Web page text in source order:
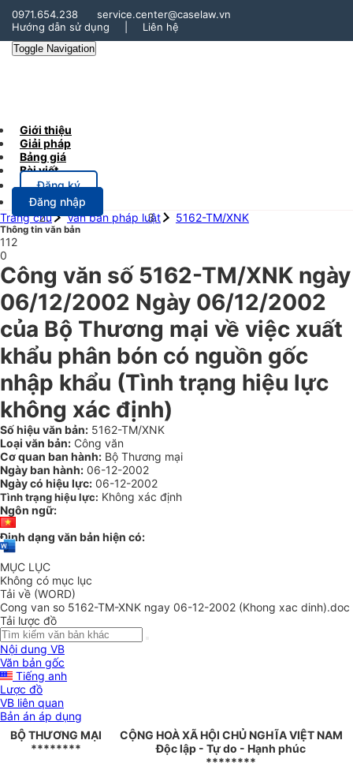
0971.654.238
service.center@caselaw.vn
Hướng dẫn sử dụng
Liên hệ
Toggle Navigation
Giới thiệu
Giải pháp
Bảng giá
Bài viết
Đăng ký
Đăng nhập
Trang chủ
Văn bản pháp luật 5162-TM/XNK
Thông tin văn bản
112
0
Công văn số 5162-TM/XNK ngày
06/12/2002 Ngày 06/12/2002
của Bộ Thương mại về việc xuất
khẩu phân bón có nguồn gốc
nhập khẩu (Tình trạng hiệu lực
không xác định)
Số hiệu văn bản: 5162-TM/XNK
Loại văn bản: Công văn
Cơ quan ban hành: Bộ Thương mại
Ngày ban hành: 06-12-2002
Ngày có hiệu lực: 06-12-2002
Tình trạng hiệu lực: Không xác định
Ngôn ngữ:
Định dạng văn bản hiện có:
MỤC LỤC
Không có mục lục
Tải về (WORD)
Cong van so 5162-TM-XNK ngay 06-12-2002 (Khong xac dinh).doc
Tải lược đồ
Nội dung VB
Văn bản gốc
Tiếng anh
Lược đồ
VB liên quan
Bản án áp dụng
BỘ THƯƠNG MẠI
********
CỘNG HOÀ XÃ HỘI CHỦ NGHĨA VIỆT NAM
Độc lập - Tự do - Hạnh phúc
********